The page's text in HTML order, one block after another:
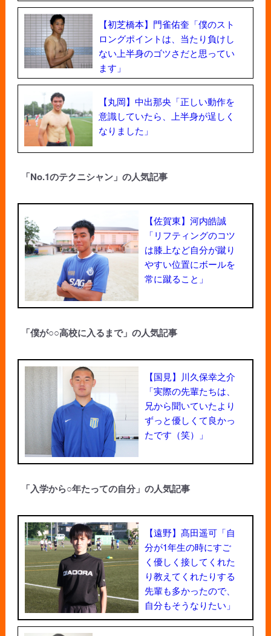
【初芝橋本】門雀佑奎「僕のスト
ロングポイントは、当たり負けし
ない上半身のゴツさだと思ってい
ます」
【丸岡】中出那央「正しい動作を
意識していたら、上半身が逞しく
なりました」
「No.1のテクニシャン」の人気記事
【佐賀東】河内皓誠
「リフティングのコツ
は膝上など自分が蹴り
やすい位置にボールを
常に蹴ること」
「僕が○○高校に入るまで」の人気記事
【国見】川久保幸之介
「実際の先輩たちは、
兄から聞いていたより
ずっと優しくて良かっ
たです（笑）」
「入学から○年たっての自分」の人気記事
【遠野】髙田遥可「自
分が1年生の時にすご
く優しく接してくれた
り教えてくれたりする
先輩も多かったので、
自分もそうなりたい」